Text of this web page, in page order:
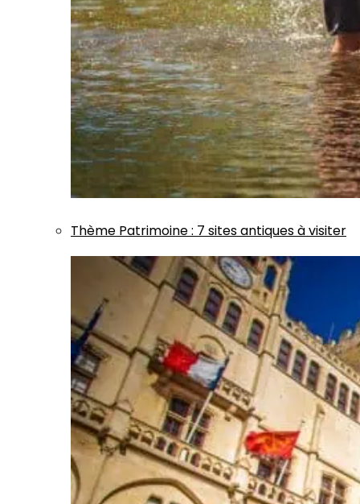
Thème Patrimoine: 7 sites antiques à visiter